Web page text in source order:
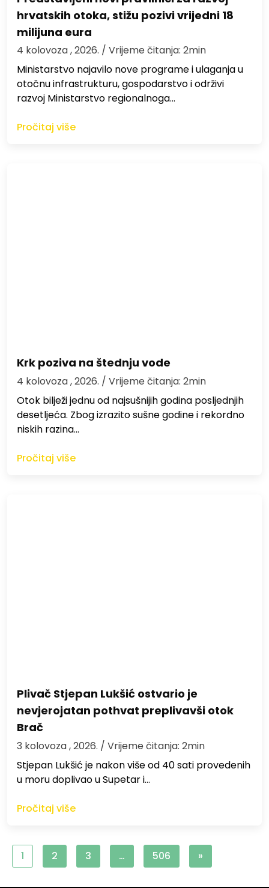
hrvatskih otoka, stižu pozivi vrijedni 18
milijuna eura
4 kolovoza , 2026. / Vrijeme čitanja: 2min
Ministarstvo najavilo nove programe i ulaganja u
otočnu infrastrukturu, gospodarstvo i održivi
razvoj Ministarstvo regionalnoga…
Pročitaj više
Krk poziva na štednju vode
4 kolovoza , 2026. / Vrijeme čitanja: 2min
Otok bilježi jednu od najsušnijih godina posljednjih
desetljeća. Zbog izrazito sušne godine i rekordno
niskih razina…
Pročitaj više
Plivač Stjepan Lukšić ostvario je
nevjerojatan pothvat preplivavši otok
Brač
3 kolovoza , 2026. / Vrijeme čitanja: 2min
St​jepan Lukšić je nakon više od 40 sati provedenih
u moru doplivao u Supetar i…
Pročitaj više
1 2 3 … 506 »